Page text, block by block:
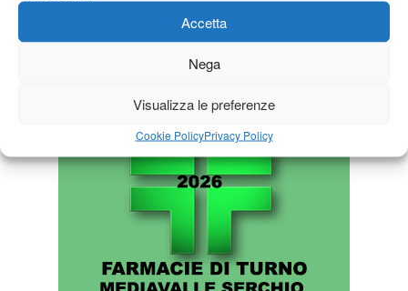
Accetta
Nega
Visualizza le preferenze
Cookie PolicyPrivacy Policy
24
25 26 27 28 29
30